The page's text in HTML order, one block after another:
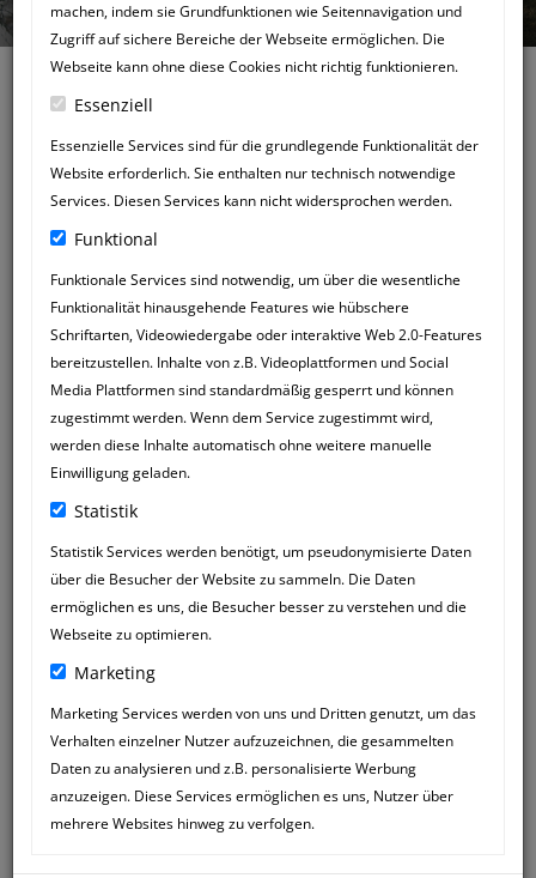
machen, indem sie Grundfunktionen wie Seitennavigation und
Zugriff auf sichere Bereiche der Webseite ermöglichen. Die
Webseite kann ohne diese Cookies nicht richtig funktionieren.
Essenziell
Essenzielle Services sind für die grundlegende Funktionalität der
Website erforderlich. Sie enthalten nur technisch notwendige
Services. Diesen Services kann nicht widersprochen werden.
Funktional
Funktionale Services sind notwendig, um über die wesentliche
Funktionalität hinausgehende Features wie hübschere
Schriftarten, Videowiedergabe oder interaktive Web 2.0-Features
bereitzustellen. Inhalte von z.B. Videoplattformen und Social
Media Plattformen sind standardmäßig gesperrt und können
zugestimmt werden. Wenn dem Service zugestimmt wird,
werden diese Inhalte automatisch ohne weitere manuelle
Einwilligung geladen.
Statistik
Statistik Services werden benötigt, um pseudonymisierte Daten
über die Besucher der Website zu sammeln. Die Daten
ermöglichen es uns, die Besucher besser zu verstehen und die
Webseite zu optimieren.
Marketing
Marketing Services werden von uns und Dritten genutzt, um das
Verhalten einzelner Nutzer aufzuzeichnen, die gesammelten
Daten zu analysieren und z.B. personalisierte Werbung
anzuzeigen. Diese Services ermöglichen es uns, Nutzer über
mehrere Websites hinweg zu verfolgen.
NEUER
GÄSTEBUCHEINTRAG
23
MAR
PETER STAUB
21:09
2400 Kilometer die sich gelohnt haben!